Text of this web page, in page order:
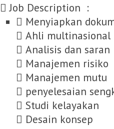
 Job Description :
 Menyiapkan
 Ahli multinasional
 Analisis dan saran
 Manajemen risiko
 Manajemen mutu
 penyelesaian
 Studi kelayakan
 Desain konsep